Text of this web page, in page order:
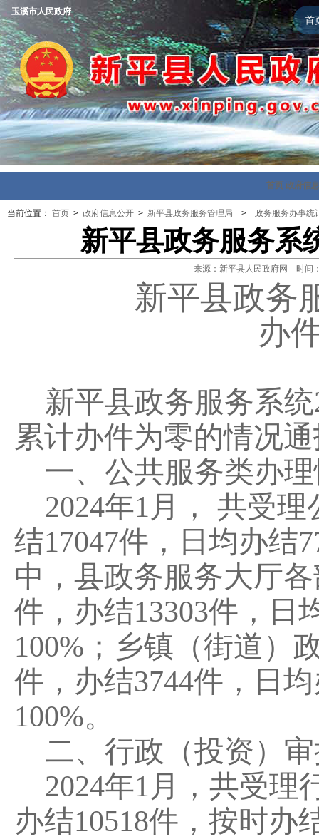
首
玉溪市人民政府
首页 政府信
当前位置： 首页 > 政府信息公开 > 新平县政务服务管理局 > 政务服务办事统
新平县政务服务系
来源：新平县人民政府网 时间
新平县政务
办
新平县政务服务系统
累计办件为零的情况
一、公共服务类办
2024年1 月， 共受理
结17047件，日均办结
中，县政务服务大厅
件，办结13303件，日
100% ；乡镇（街道）
件，办结3744件，日
100%。
二、行政（投资）
2024年1 月 ， 共受理
办结10518件，按时办